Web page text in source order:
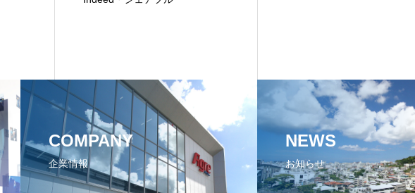
COMPANY
企業情報
NEWS
お知らせ